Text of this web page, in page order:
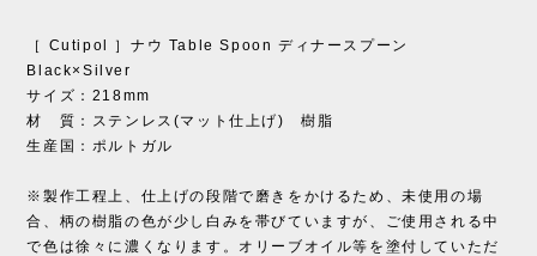
［ Cutipol ］ナウ Table Spoon ディナースプーン
Black×Silver
サイズ：218mm
材 質：ステンレス(マット仕上げ) 樹脂
生産国：ポルトガル
※製作工程上、仕上げの段階で磨きをかけるため、未使用の場
合、柄の樹脂の色が少し白みを帯びていますが、ご使用される中
で色は徐々に濃くなります。オリーブオイル等を塗付していただ